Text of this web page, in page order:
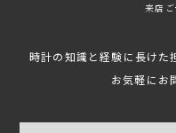
来店
時計の知識と経験に長けた
お気軽にお